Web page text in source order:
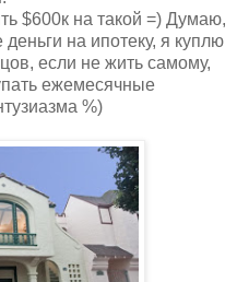
$600к на такой =) Думаю,
на ипотеку, я куплю
если не жить самому,
ежемесячные
%)